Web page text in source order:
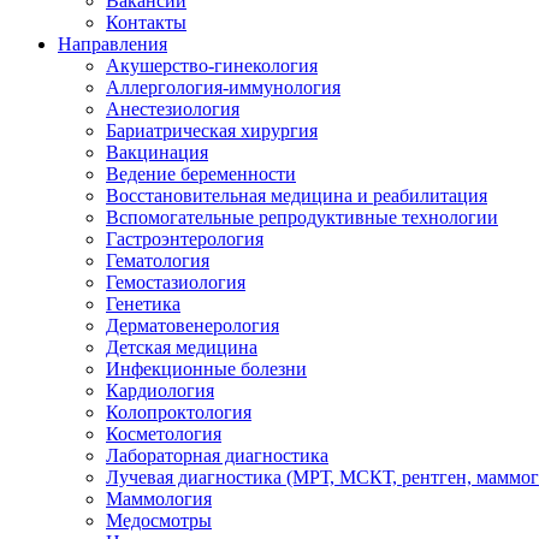
Контакты
Направления
Акушерство-гинекология
Аллергология-иммунология
Анестезиология
Бариатрическая хирургия
Вакцинация
Ведение беременности
Восстановительная медицина и реабилитация
Вспомогательные репродуктивные технологии
Гастроэнтерология
Гематология
Гемостазиология
Генетика
Дерматовенерология
Детская медицина
Инфекционные болезни
Кардиология
Колопроктология
Косметология
Лабораторная диагностика
Лучевая диагностика (МРТ, МСКТ, рентген,
Маммология
Медосмотры